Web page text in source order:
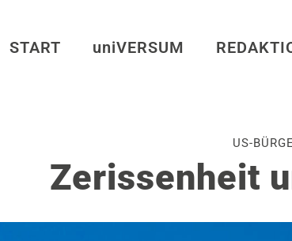
START uniVERSUM
US-
Zerissenheit